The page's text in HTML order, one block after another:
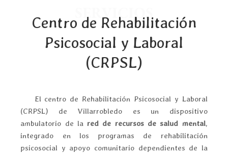
SERVICIOS
Centro de Rehabilitación
Psicosocial y Laboral
(CRPSL)
El centro de Rehabilitación Psicosocial y Laboral
(CRPSL) de Villarrobledo es un dispositivo
ambulatorio de lared de recursos de salud mental,
integrado en los programas de rehabilitación
psicosocial y apoyo comunitario dependientes de la